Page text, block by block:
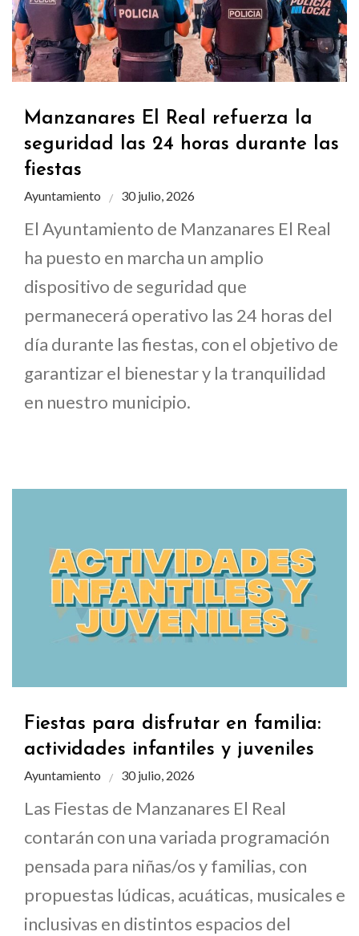
Manzanares El Real refuerza la
seguridad las 24 horas durante las
fiestas
Ayuntamiento 30 julio, 2026
El Ayuntamiento de Manzanares El Real
ha puesto en marcha un amplio
dispositivo de seguridad que
permanecerá operativo las 24 horas del
día durante las fiestas, con el objetivo de
garantizar el bienestar y la tranquilidad
en nuestro municipio.
Fiestas para disfrutar en familia:
actividades infantiles y juveniles
Ayuntamiento 30 julio, 2026
Las Fiestas de Manzanares El Real
contarán con una variada programación
pensada para niñas/os y familias, con
propuestas lúdicas, acuáticas, musicales e
inclusivas en distintos espacios del